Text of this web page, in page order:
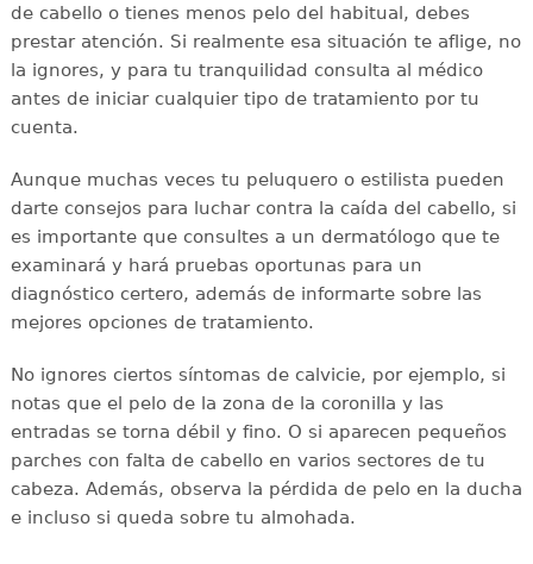
de cabello o tienes menos pelo del habitual, debes
prestar atención. Si realmente esa situación te aflige, no
la ignores, y para tu tranquilidad consulta al médico
antes de iniciar cualquier tipo de tratamiento por tu
cuenta.
Aunque muchas veces tu peluquero o estilista pueden
darte consejos para luchar contra la caída del cabello, si
es importante que consultes a un dermatólogo que te
examinará y hará pruebas oportunas para un
diagnóstico certero, además de informarte sobre las
mejores opciones de tratamiento.
No ignores ciertos síntomas de calvicie, por ejemplo, si
notas que el pelo de la zona de la coronilla y las
entradas se torna débil y fino. O si aparecen pequeños
parches con falta de cabello en varios sectores de tu
cabeza. Además, observa la pérdida de pelo en la ducha
e incluso si queda sobre tu almohada.